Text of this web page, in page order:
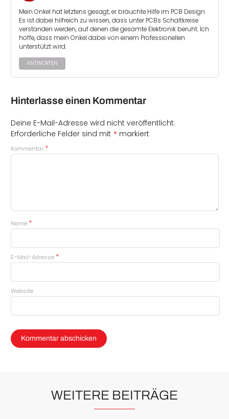
Mein Onkel hat letztens gesagt, er bräuchte Hilfe im PCB Design.
Es ist dabei hilfreich zu wissen, dass unter PCBs Schaltkreise
verstanden werden, auf denen die gesamte Elektronik beruht. Ich
hoffe, dass mein Onkel dabei von einem Professionellen
unterstützt wird.
ANTWORTEN
Hinterlasse einen Kommentar
Deine E-Mail-Adresse wird nicht veröffentlicht.
Erforderliche Felder sind mit * markiert
Kommentar *
Name *
E-Mail-Adresse *
Website
WEITERE BEITRÄGE